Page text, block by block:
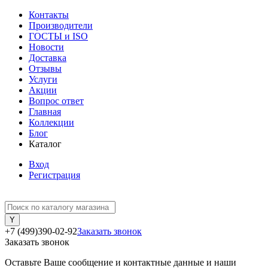
Контакты
Производители
ГОСТЫ и ISO
Новости
Доставка
Отзывы
Услуги
Акции
Вопрос ответ
Главная
Коллекции
Блог
Каталог
Вход
Регистрация
+7 (499)390-02-92Заказать звонок
Заказать звонок
Оставьте Ваше сообщение и контактные данные и наши